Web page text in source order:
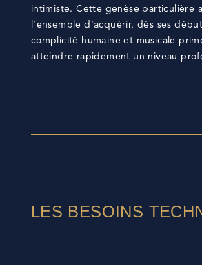
intimiste. Cette genèse particulière
l’ensemble d’acquérir, dès ses
complicité humaine et musicale
atteindre rapidement un niveau
LES BESOINS